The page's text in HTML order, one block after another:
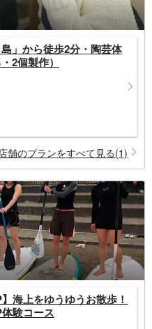
」から徒歩2分・陶芸体
2個製作）
店舗のプランをすべて見る(1)
】海上をゆうゆうお散歩！
験コース